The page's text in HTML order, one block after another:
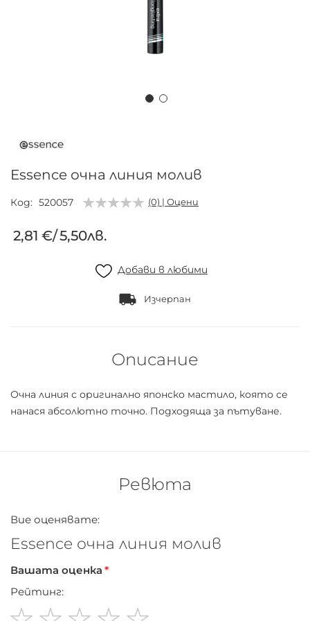
началото
галерия
със
Essence очна линия молив
Код 520057 (0) | Оцени
2,81 €/5,50лв.
Добави в любими
Изчерпан
Описание
Очна линия с оригинално японско мастило, която се
нанася абсолютно точно. Подходяща за пътуване.
Ревюта
Вие оценявате:
Essence очна линия молив
Вашата оценка
Рейтинг: